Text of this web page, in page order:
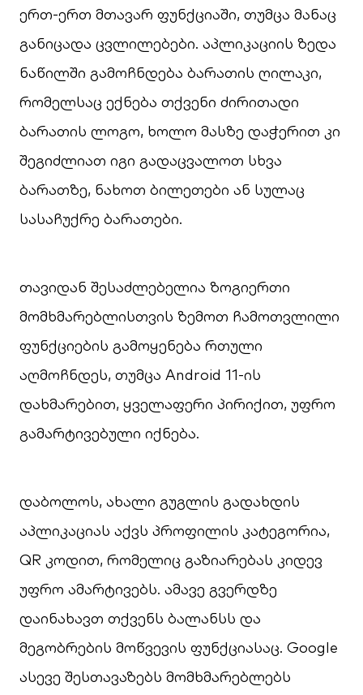
ერთ-ერთ მთავარ ფუნქციაში, თუმცა მანაც
განიცადა ცვლილებები. აპლიკაციის ზედა
ნაწილში გამოჩნდება ბარათის ღილაკი,
რომელსაც ექნება თქვენი ძირითადი
ბარათის ლოგო, ხოლო მასზე დაჭერით კი
შეგიძლიათ იგი გადაცვალოთ სხვა
ბარათზე, ნახოთ ბილეთები ან სულაც
სასაჩუქრე ბარათები.
თავიდან შესაძლებელია ზოგიერთი
მომხმარებლისთვის ზემოთ ჩამოთვლილი
ფუნქციების გამოყენება რთული
აღმოჩნდეს, თუმცა Android 11-ის
დახმარებით, ყველაფერი პირიქით, უფრო
გამარტივებული იქნება.
დაბოლოს, ახალი გუგლის გადახდის
აპლიკაციას აქვს პროფილის კატეგორია,
QR კოდით, რომელიც გაზიარებას კიდევ
უფრო ამარტივებს. ამავე გვერდზე
დაინახავთ თქვენს ბალანსს და
მეგობრების მოწვევის ფუნქციასაც. Google
ასევე შესთავაზებს მომხმარებლებს